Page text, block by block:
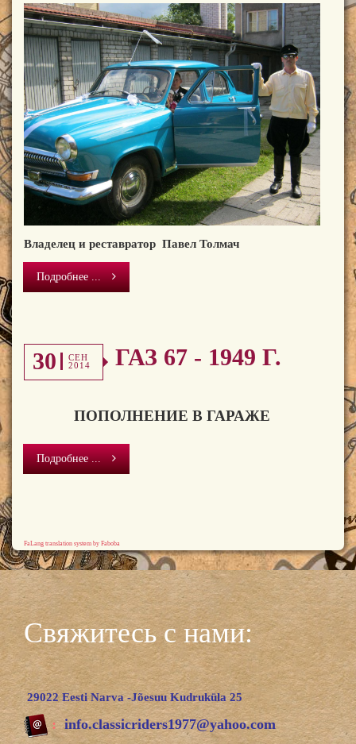
Владелец и реставратор Павел Толмач
Подробнее ...
30
СЕН
2014
ГАЗ 67 - 1949 Г.
ПОПОЛНЕНИЕ В ГАРАЖЕ
Подробнее ...
FaLang translation system by Faboba
Свяжитесь с нами:
29022 Eesti Narva -Jõesuu Kudruküla 25
: info.classicriders1977@yahoo.com